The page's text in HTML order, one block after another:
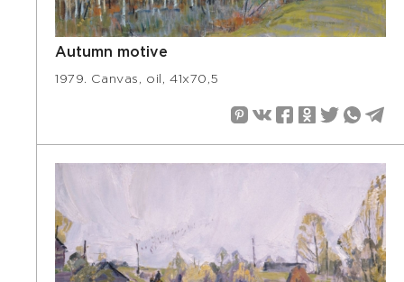
Autumn motive
1979. Canvas, oil, 41х70,5